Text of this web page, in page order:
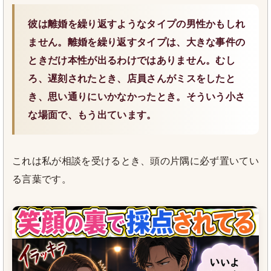
彼は離婚を繰り返すようなタイプの男性かもしれ
ません。離婚を繰り返すタイプは、大きな事件の
ときだけ本性が出るわけではありません。むし
ろ、遅刻されたとき、店員さんがミスをしたと
き、思い通りにいかなかったとき。そういう小さ
な場面で、もう出ています。
これは私が相談を受けるとき、頭の片隅に必ず置いてい
る言葉です。